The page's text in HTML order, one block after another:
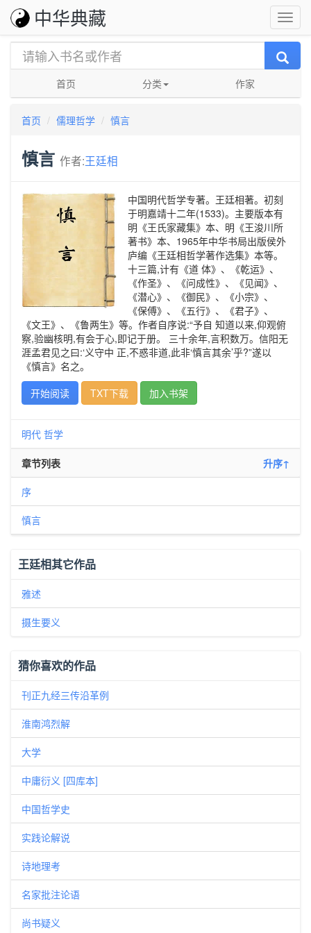
中华典藏
首页 分类 作家
首页 儒理哲学 慎言
慎言 作者:王廷相
中国明代哲学专著。王廷相著。初刻
于明嘉靖十二年(1533)。主要版本有
明《王氏家藏集》本、明《王浚川所
著书》本、1965年中华书局出版侯外
庐编《王廷相哲学著作选集》本等。
十三篇,计有《道 体》、《乾运》、
《作圣》、《问成性》、《见闻》、
《潜心》、《御民》、《小宗》、
《保傅》、《五行》、《君子》、
《文王》、《鲁两生》等。作者自序说:“予自 知道以来,仰观俯
察,验幽核明,有会于心,即记于册。 三十余年,言积数万。信阳无
涯孟君见之曰:‘义守中 正,不惑非道,此非‘慎言其余’乎?”遂以
《慎言》名之。
开始阅读
TXT下载 加入书架
明代 哲学
章节列表 升序↑
序
慎言
王廷相其它作品
雅述
摄生要义
猜你喜欢的作品
刊正九经三传沿革例
淮南鸿烈解
大学
中庸衍义 [四库本]
中国哲学史
实践论解说
诗地理考
名家批注论语
尚书疑义